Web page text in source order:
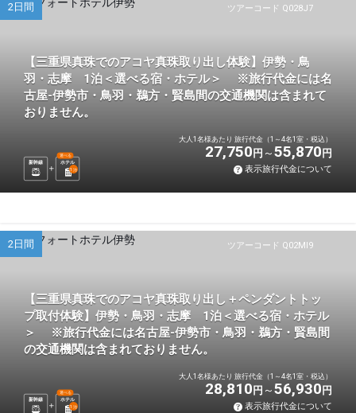
ツアーコード Q028J7
2日間
【三重県真珠でのアコヤ真珠取り出し体験】伊勢・鳥
羽・志摩 1泊＜選べる宿・ホテル＞ ※旅行代金には名
古屋-伊勢市・鳥羽・鵜方・賢島間の交通機関は含まれて
おりません。
新幹線 ホテル
選べる
1 泊
大人1名様あたり 旅行代金（1～4名1室・税込）
27,750 円 55,870 円
表示旅行代金について
ツアーコード Q02MI9
2日間
【三重県真珠でのアコヤ真珠取り出し＋ペンダントトッ
プ取付体験】伊勢・鳥羽・志摩 1泊＜選べる宿・ホテル
＞ ※旅行代金には名古屋-伊勢市・鳥羽・鵜方・賢島間
の交通機関は含まれておりません。
新幹線 ホテル
選べる
1 泊
大人1名様あたり 旅行代金（1～4名1室・税込）
28,810 円 56,930 円
表示旅行代金について